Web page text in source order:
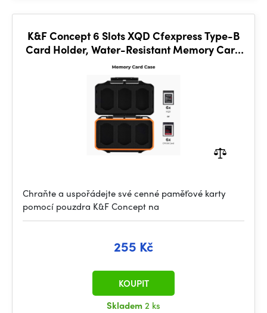
K&F Concept 6 Slots XQD Cfexpress Type-B
Card Holder, Water-Resistant Memory Card
Storage
Chraňte a uspořádejte své cenné paměťové karty
pomocí pouzdra K&F Concept na
255 Kč
Skladem2 ks
KOUPIT